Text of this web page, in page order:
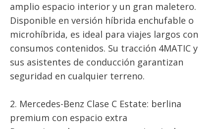
amplio espacio interior y un gran maletero.
Disponible en versión híbrida enchufable o
microhíbrida, es ideal para viajes largos con
consumos contenidos. Su tracción 4MATIC y
sus asistentes de conducción garantizan
seguridad en cualquier terreno.
2. Mercedes-Benz Clase C Estate: berlina
premium con espacio extra